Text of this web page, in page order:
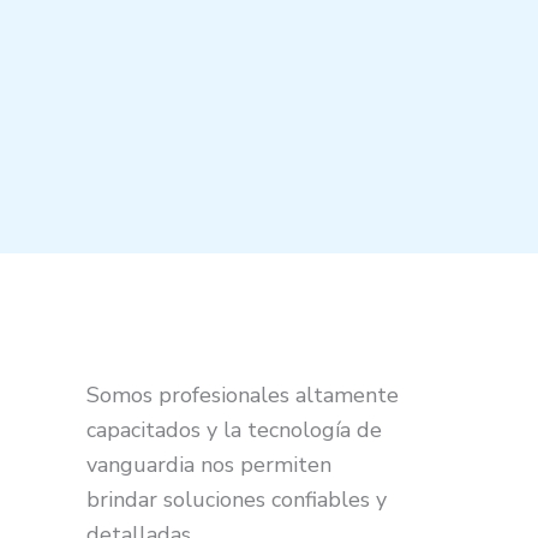
Somos profesionales altamente
capacitados y la tecnología de
vanguardia nos permiten
brindar soluciones confiables y